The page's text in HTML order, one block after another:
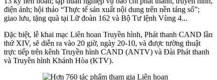
điện ảnh; hội thảo “Thực tế sản xuất nội dung trên nền tảng số”;
giao lưu, tặng quà tại Lữ đoàn 162 và Bộ Tư lệnh Vùng 4...
Đặc biệt, lễ khai mạc Liên hoan Truyền hình, Phát thanh CAND lần
thứ XIV, sẽ diễn ra vào 20 giờ, ngày 20-10, và được tường thuật
trực tiếp trên kênh Truyền hình CAND (ANTV) và Đài Phát thanh
và Truyền hình Khánh Hòa (KTV).